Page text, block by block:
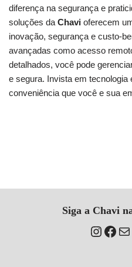
diferença na segurança e
soluções da Chavi oferecem
inovação, segurança e custo-
avançadas como acesso
detalhados, você pode
e segura. Invista em tecnologia
conveniência que você e sua
Siga a Chavi